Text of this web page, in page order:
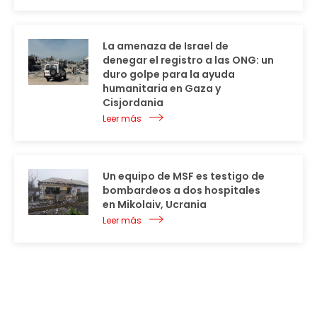
La amenaza de Israel de
denegar el registro a las ONG: un
duro golpe para la ayuda
humanitaria en Gaza y
Cisjordania
Leer más
Un equipo de MSF es testigo de
bombardeos a dos hospitales
en Mikolaiv, Ucrania
Leer más